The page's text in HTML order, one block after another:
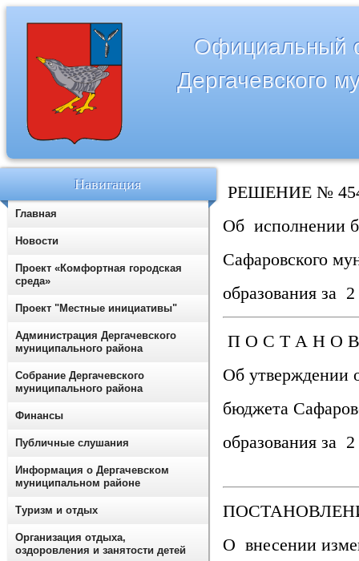
Официальный
Дергачевского
РЕШЕНИЕ № 454-
Об исполнении
Сафаровского
образования за
П О С Т А Н О В
Об утверждении
бюджета
образования за
О внесении
Навигация
Главная
Новости
Проект «Комфортная городская
среда»
Проект "Местные инициативы"
Администрация Дергачевского
муниципального района
Собрание Дергачевского
муниципального района
Финансы
Публичные слушания
Информация о Дергачевском
муниципальном районе
Туризм и отдых
Организация отдыха,
оздоровления и занятости детей